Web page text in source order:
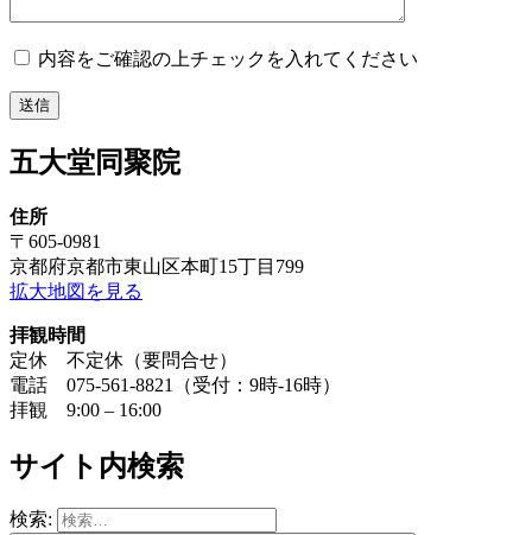
内容をご確認の上チェックを入れてください
五大堂同聚院
住所
〒605-0981
京都府京都市東山区本町15丁目799
拡大地図を見る
拝観時間
定休 不定休（要問合せ）
電話 075-561-8821（受付：9時-16時）
拝観 9:00 – 16:00
サイト内検索
検索: